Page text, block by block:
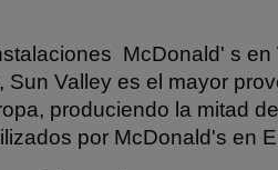
McDonald' s
Sun Valley es el mayor
produciendo la mitad
por McDonald's en